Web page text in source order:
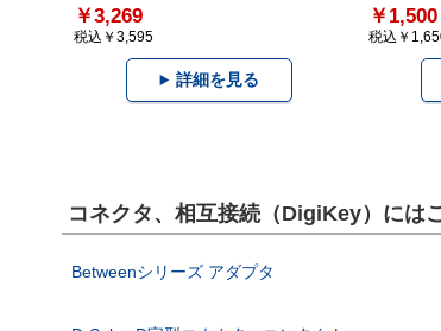
￥3,269
税込￥3,595
詳細を見る
￥1,500
税込￥
コネクタ、相互接続（DigiKey）には
Betweenシリーズ アダプタ